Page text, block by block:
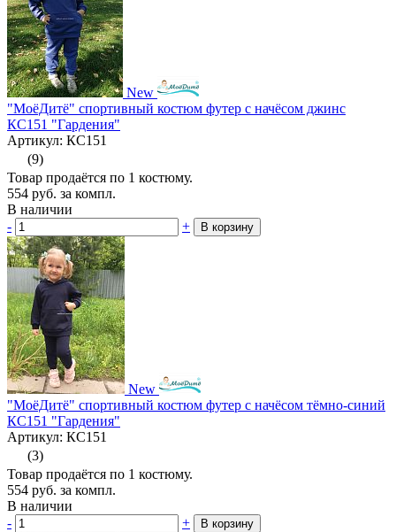
New
"МоёДитё" спортивный костюм футер с начёсом джинс
КС151 "Гардения"
Артикул: КС151
(9)
Товар продаётся по 1 костюму.
554 руб. за компл.
В наличии
-
+ В корзину
New
"МоёДитё" спортивный костюм футер с начёсом тёмно-синий
КС151 "Гардения"
Артикул: КС151
(3)
Товар продаётся по 1 костюму.
554 руб. за компл.
В наличии
-
+ В корзину